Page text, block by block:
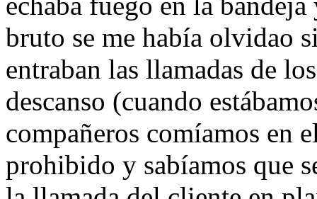
bruto se me había olvidao
entraban las llamadas de
descanso (cuando
compañeros comíamos en
prohibido y sabíamos que